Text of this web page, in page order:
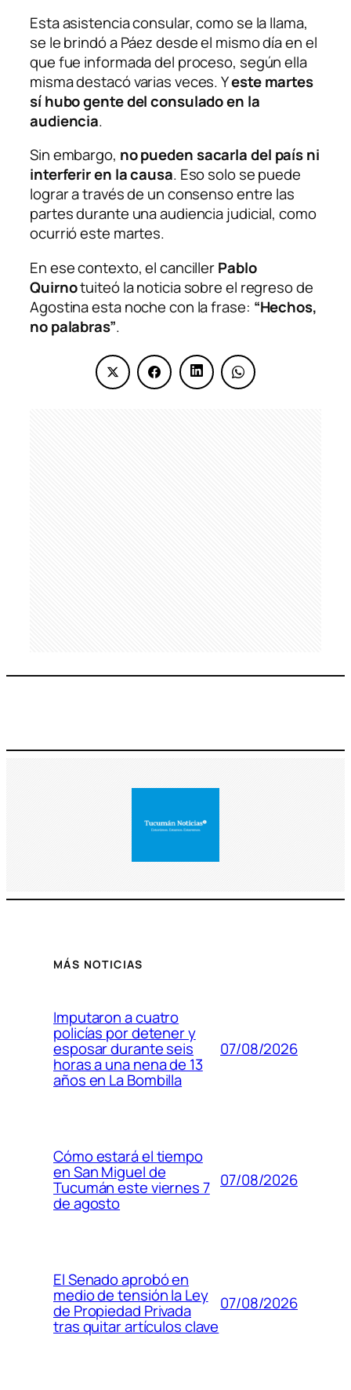
Esta asistencia consular, como se la llama,
se le brindó a Páez desde el mismo día en el
que fue informada del proceso, según ella
misma destacó varias veces. Yeste martes
sí hubo gente del consulado en la
audiencia.
Sin embargo, no pueden sacarla del país ni
interferir en la causa. Eso solo se puede
lograr a través de un consenso entre las
partes durante una audiencia judicial, como
ocurrió este martes.
En ese contexto, el cancillerPablo
Quirnotuiteó la noticia sobre el regreso de
Agostina esta noche con la frase: “Hechos,
no palabras”.
MÁS NOTICIAS
Imputaron a cuatro
policías por detener y
esposar durante seis
horas a una nena de 13
años en La Bombilla
07/08/2026
Cómo estará el tiempo
en San Miguel de
Tucumán este viernes 7
de agosto
07/08/2026
El Senado aprobó en
medio de tensión la Ley
de Propiedad Privada
tras quitar artículos clave
07/08/2026